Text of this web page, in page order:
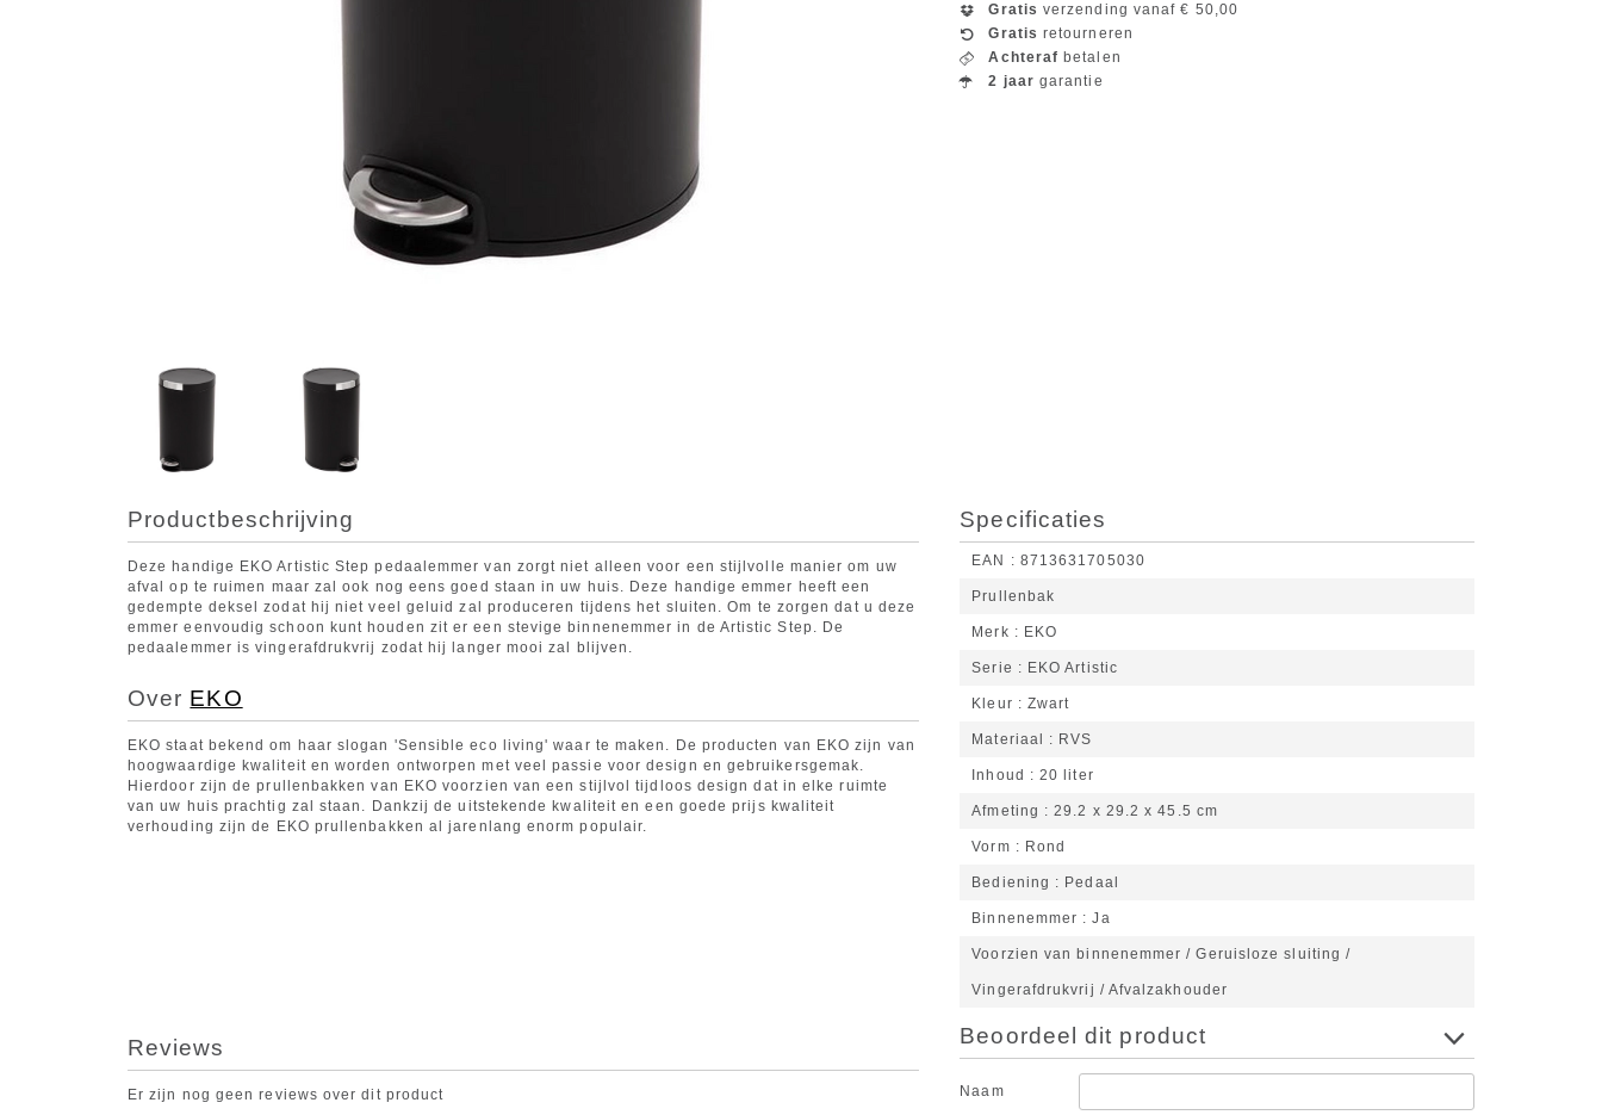
Gratis verzending vanaf € 50,00
Gratis retourneren
Achteraf betalen
2 jaar garantie
Productbeschrijving
Deze handige EKO Artistic Step pedaalemmer van zorgt niet alleen voor een stijlvolle manier om uw
afval op te ruimen maar zal ook nog eens goed staan in uw huis. Deze handige emmer heeft een
gedempte deksel zodat hij niet veel geluid zal produceren tijdens het sluiten. Om te zorgen dat u deze
emmer eenvoudig schoon kunt houden zit er een stevige binnenemmer in de Artistic Step. De
pedaalemmer is vingerafdrukvrij zodat hij langer mooi zal blijven.
Over EKO
EKO staat bekend om haar slogan 'Sensible eco living' waar te maken. De producten van EKO zijn van
hoogwaardige kwaliteit en worden ontworpen met veel passie voor design en gebruikersgemak.
Hierdoor zijn de prullenbakken van EKO voorzien van een stijlvol tijdloos design dat in elke ruimte
van uw huis prachtig zal staan. Dankzij de uitstekende kwaliteit en een goede prijs kwaliteit
verhouding zijn de EKO prullenbakken al jarenlang enorm populair.
Specificaties
EAN 8713631705030
Prullenbak
Merk EKO
Serie EKO Artistic
Kleur Zwart
Materiaal RVS
Inhoud 20 liter
Afmeting 29.2 x 29.2 x 45.5 cm
Vorm Rond
Bediening Pedaal
Binnenemmer Ja
Voorzien van binnenemmer / Geruisloze sluiting /
Vingerafdrukvrij / Afvalzakhouder
Reviews
Er zijn nog geen reviews over dit product
Beoordeel dit product
Naam